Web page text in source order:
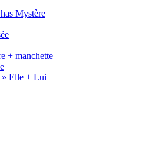
Mystère
+ manchette
» Elle + Lui